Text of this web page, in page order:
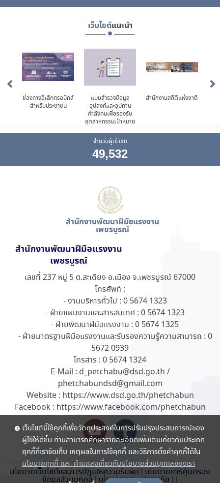
เว็บไซต์แนะนำ
ช่องทางอิเล็กทรอนิกส์
สำหรับประชาชน
แบบสำรวจข้อมูล
อุปสงค์และอุปทาน
กำลังคนเพื่อรองรับ
อุตสาหกรรมเป้าหมาย
สำนักงานสถิติแห่งชาติ
จำนวนผู้เข้าชม
49,532
สำนักงานพัฒนาฝีมือแรงงาน
เพชรบูรณ์
สำนักงานพัฒนาฝีมือแรงงาน
เพชรบูรณ์
เลขที่ 237 หมู่ 5 ต.สะเดียง อ.เมือง จ.เพชรบูรณ์ 67000
โทรศัพท์ :
- งานบริหารทั่วไป : 0 5674 1323
- ฝ่ายแผนงานและสารสนเทศ : 0 5674 1323
- ฝ่ายพัฒนาฝีมือแรงงาน : 0 5674 1325
- ฝ่ายมาตรฐานฝีมือแรงงานและรับรองความรู้ความสามารถ : 0
5672 0939
โทรสาร : 0 5674 1324
E-Mail : d_petchabu@dsd.go.th /
phetchabundsd@gmail.com
Website : https://www.dsd.go.th/phetchabun
Facebook : https://www.facebook.com/phetchabun
นโยบายเว็บไซต์และการปฏิเสธความรับผิด | นโยบายการคุ้มครอง
ข้อมูลส่วนบุคคล| นโยบายความปลอดภัย | |
เว็บไซต์นี้ใช้คุกกี้เพื่อวัตถุประสงค์ในการปรับปรุงประสบการณ์ของ
ผู้ใช้ให้ดีขึ้น ท่านสามารถศึกษารายละเอียดเพิ่มเติมเกี่ยวกับประเภท
คุกกี้ที่เราจัดเก็บ เหตุผลในการใช้คุกกี้ และวิธีการตั้งค่าคุกกี้ได้ใน
นโยบายคุกกี้ และ คำแถลงเกี่ยวกับนโยบายส่วนบุคคลของเรา